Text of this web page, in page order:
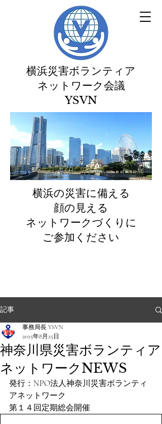
横浜災害ボランティア
ネットワーク会議
​YSVN
横浜の災害に備える
顔の見える
ネットワークづくりに
​ご参加ください
記事
神奈川県災害ボランティア
ネットワークNEWS
事務局長 YSVN
2025年8月25日
発行：NPO法人神奈川災害ボランティ
アネットワーク
第１４回定期総会開催